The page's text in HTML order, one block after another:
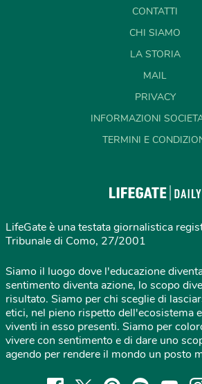
CONTATTI
CHI SIAMO
LA STORIA
MAIL
PRIVACY
INFORMAZIONI
TERMINI E
LifeGate è una testata giornalistica
Tribunale di Como, 27/2001
Siamo il luogo dove l'educazione
sentimento diventa azione, lo scopo
risultato. Siamo per chi sceglie di
etici, nel pieno rispetto dell'ecosistema
viventi in esso presenti. Siamo per
vivere con sentimento e di dare uno
agendo per rendere il mondo un posto